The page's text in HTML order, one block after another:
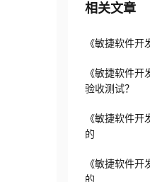
相关文章
《敏捷软件开
《敏捷软件
验收测试？
《敏捷软件
的
《敏捷软件
的